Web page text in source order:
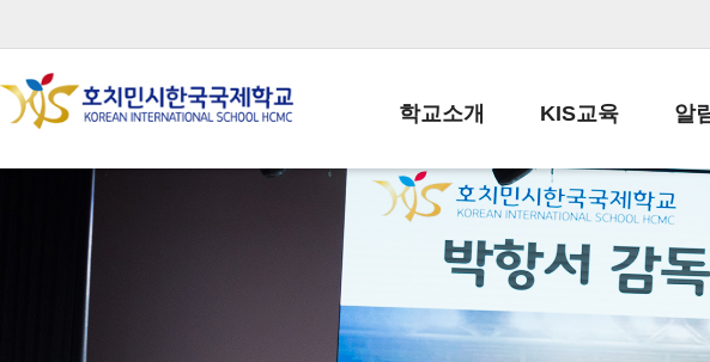
학교소개
학교장인사말
학교상징
학교연혁
KIS교육
교육목표
학사일정
일과시간표
알
공지
납부
스쿨